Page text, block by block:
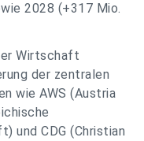
2028 (+317 Mio.
Wirtschaft
der zentralen
wie AWS (Austria
und CDG (Christian